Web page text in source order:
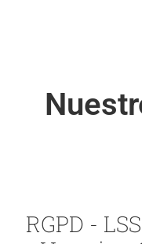
RGPD -